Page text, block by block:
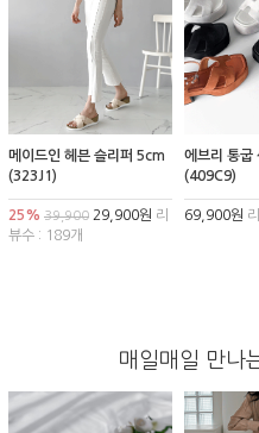
메이드인 헤븐 슬리퍼 5cm
(323J1)
25% 39,900 29,900원 리
뷰수 : 189개
에브리 통굽
(409C9)
69,900원
매일매일 만나